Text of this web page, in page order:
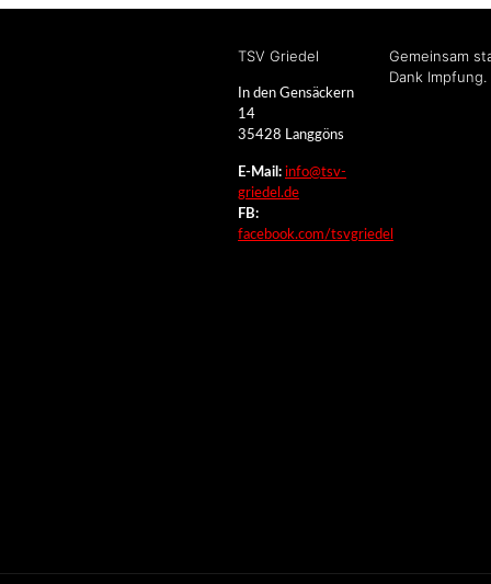
TSV Griedel
In den Gensäckern
14
35428 Langgöns
E-Mail: info@tsv-
griedel.de
FB:
facebook.com/tsvgriedel
Gemeinsam
Dank Impfung.